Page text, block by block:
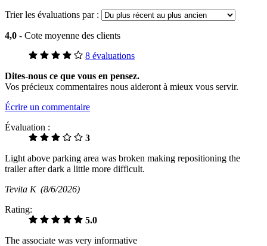
Trier les évaluations par :
4,0 - Cote moyenne des clients
8 évaluations
Dites-nous ce que vous en pensez.
Vos précieux commentaires nous aideront à mieux vous servir.
Écrire un commentaire
Évaluation :
3
Light above parking area was broken making repositioning the
trailer after dark a little more difficult.
Tevita K (8/6/2026)
Rating:
5.0
The associate was very informative